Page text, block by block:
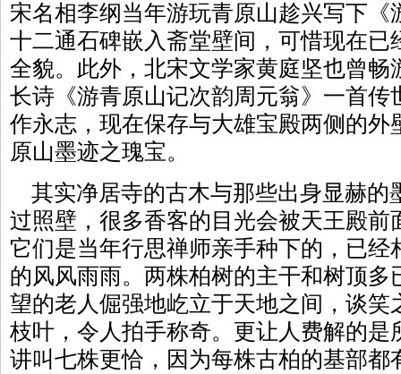
宋名相李纲当年游玩青原山趁兴写下《
十二通石碑嵌入斋堂壁间，可惜现在已
全貌。此外，北宋文学家黄庭坚也曾畅
长诗《游青原山记次韵周元翁》一首传
作永志，现在保存与大雄宝殿两侧的外
原山墨迹之瑰宝。
其实净居寺的古木与那些出身显赫的
过照壁，很多香客的目光会被天王殿前
它们是当年行思禅师亲手种下的，已经
的风风雨雨。两株柏树的主干和树顶多
望的老人倔强地屹立于天地之间，谈笑
枝叶，令人拍手称奇。更让人费解的是
讲叫七株更恰，因为每株古柏的基部